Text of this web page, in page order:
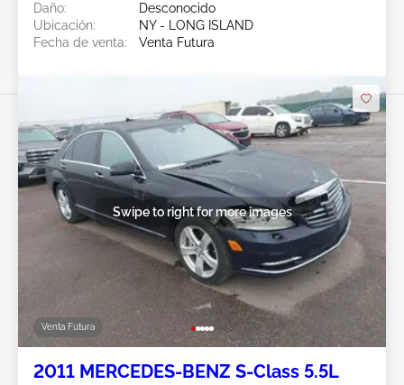
Daño:
Desconocido
Ubicación:
NY - LONG ISLAND
Fecha de venta:
Venta Futura
Venta Futura
Swipe to right for more images
2011 MERCEDES-BENZ S-Class 5.5L